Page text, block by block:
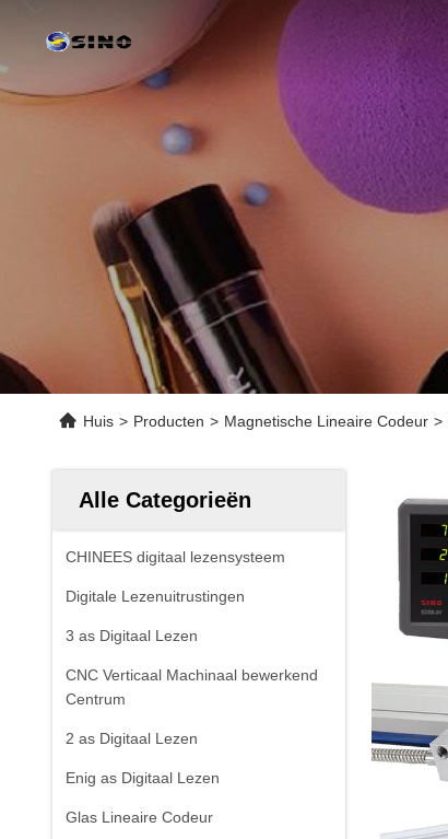
Huis > Producten > Magnetische Lineaire Codeur >
Alle Categorieën
CHINEES digitaal lezensysteem
Digitale Lezenuitrustingen
3 as Digitaal Lezen
CNC Verticaal Machinaal bewerkend
Centrum
2 as Digitaal Lezen
Enig as Digitaal Lezen
Glas Lineaire Codeur